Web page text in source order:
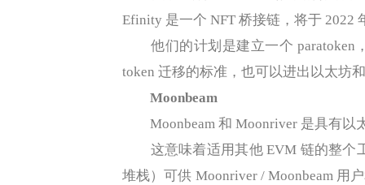
Efinity 是一个 NFT 桥接链，将于 2022
他们的计划是建立一个 paratoken
token 迁移的标准，也可以进出以太坊
Moonbeam
Moonbeam 和 Moonriver 是具有以
这意味着适用其他 EVM 链的整个工
堆栈）可供 Moonriver / Moonbeam 用